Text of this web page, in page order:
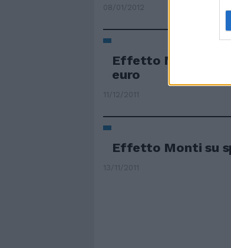
08/01/2012
Effetto Monti sul
euro
11/12/2011
Effetto Monti su
13/11/2011